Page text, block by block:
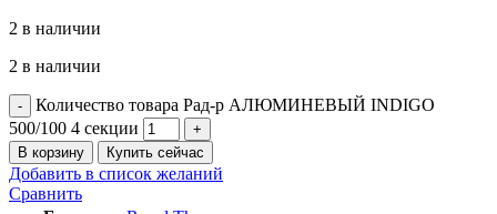
2 в наличии
2 в наличии
Количество товара Рад-р АЛЮМИНЕВЫЙ INDIGO
500/100 4 секции
В корзину Купить сейчас
Добавить в список желаний
Сравнить